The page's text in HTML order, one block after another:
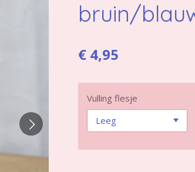
bruin/
€ 4,95
Vulling flesje